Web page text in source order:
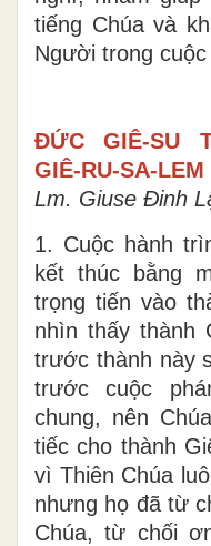
tiếng Chúa và
Người trong cuộc
ĐỨC GIÊ-SU
GIÊ-RU-SA-LEM
Lm. Giuse Đinh
1. Cuộc hành
kết thúc bằng
trọng tiến vào
nhìn thấy thành
trước thành này
trước cuộc
chung, nên
tiếc cho thành
vì Thiên Chúa
nhưng họ đã từ
Chúa, từ chối